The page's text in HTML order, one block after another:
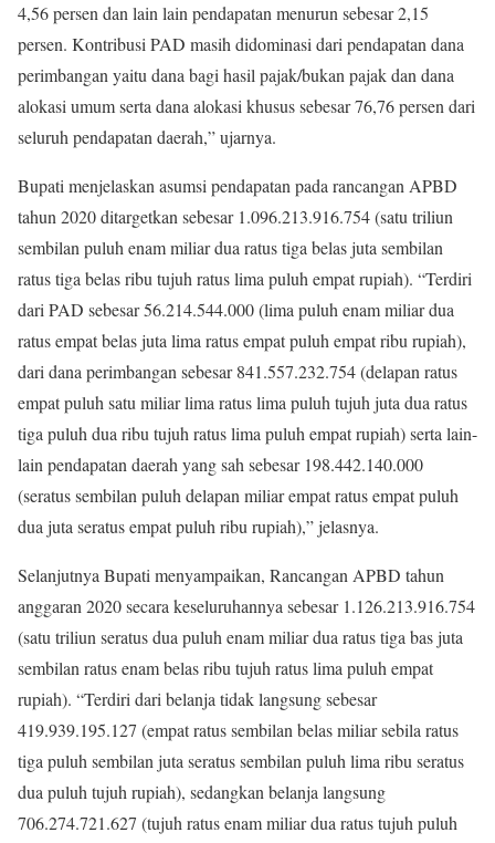
4,56 persen dan lain lain pendapatan menurun sebesar 2,15
persen. Kontribusi PAD masih didominasi dari pendapatan dana
perimbangan yaitu dana bagi hasil pajak/bukan pajak dan dana
alokasi umum serta dana alokasi khusus sebesar 76,76 persen dari
seluruh pendapatan daerah,” ujarnya.
Bupati menjelaskan asumsi pendapatan pada rancangan APBD
tahun 2020 ditargetkan sebesar 1.096.213.916.754 (satu triliun
sembilan puluh enam miliar dua ratus tiga belas juta sembilan
ratus tiga belas ribu tujuh ratus lima puluh empat rupiah). “Terdiri
dari PAD sebesar 56.214.544.000 (lima puluh enam miliar dua
ratus empat belas juta lima ratus empat puluh empat ribu rupiah),
dari dana perimbangan sebesar 841.557.232.754 (delapan ratus
empat puluh satu miliar lima ratus lima puluh tujuh juta dua ratus
tiga puluh dua ribu tujuh ratus lima puluh empat rupiah) serta lain-
lain pendapatan daerah yang sah sebesar 198.442.140.000
(seratus sembilan puluh delapan miliar empat ratus empat puluh
dua juta seratus empat puluh ribu rupiah),” jelasnya.
Selanjutnya Bupati menyampaikan, Rancangan APBD tahun
anggaran 2020 secara keseluruhannya sebesar 1.126.213.916.754
(satu triliun seratus dua puluh enam miliar dua ratus tiga bas juta
sembilan ratus enam belas ribu tujuh ratus lima puluh empat
rupiah). “Terdiri dari belanja tidak langsung sebesar
419.939.195.127 (empat ratus sembilan belas miliar sebila ratus
tiga puluh sembilan juta seratus sembilan puluh lima ribu seratus
dua puluh tujuh rupiah), sedangkan belanja langsung
706.274.721.627 (tujuh ratus enam miliar dua ratus tujuh puluh